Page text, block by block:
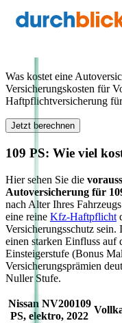
Versicherung
Was kostet eine
Versicherungskosten für
Haftpflichtversicherung
Jetzt berechnen
109 PS: Wie viel
Hier sehen Sie die
Autoversicherung für
nach Alter Ihres
eine reine Kfz-Haftpflicht
Versicherungsschutz sein.
einen starken Einfluss auf
Einsteigerstufe (Bonus
Versicherungsprämien
Nuller Stufe.
Nissan NV200109
PS, elektro, 2022